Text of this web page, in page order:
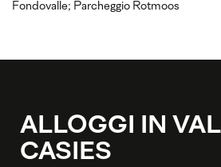
Fondovalle; Parcheggio Rotmoos
ALLOGGI IN VAL
CASIES